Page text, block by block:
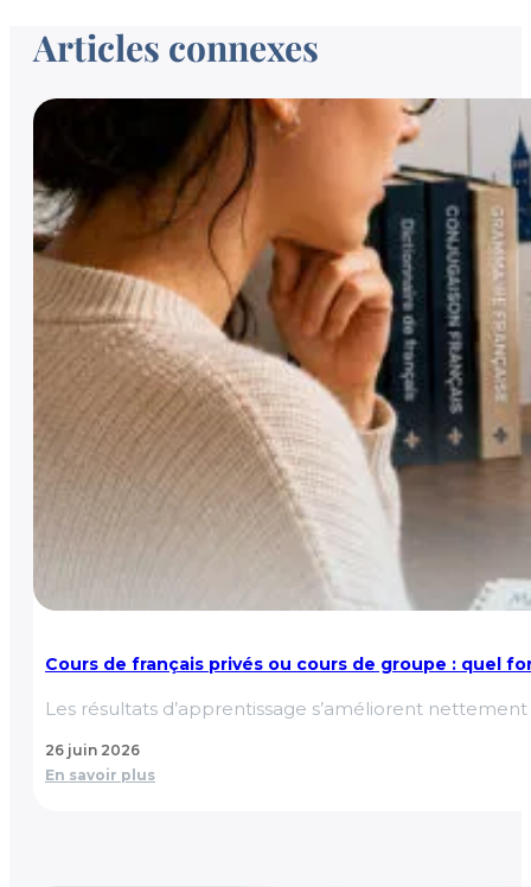
Articles connexes
Cours de français privés ou cours de groupe : quel
Les résultats d’apprentissage s’améliorent
26 juin 2026
En savoir plus